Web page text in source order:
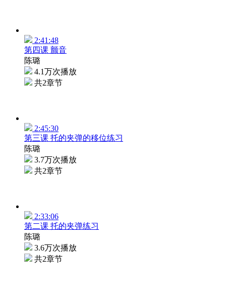
2:41:48
第四课 颤音
陈璐
4.1万次播放
共2章节
2:45:30
第三课 托的夹弹的移位练习
陈璐
3.7万次播放
共2章节
2:33:06
第二课 托的夹弹练习
陈璐
3.6万次播放
共2章节